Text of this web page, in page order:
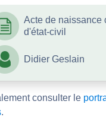
Acte de naissance
d'état-civil
Didier Geslain
consulter le
.